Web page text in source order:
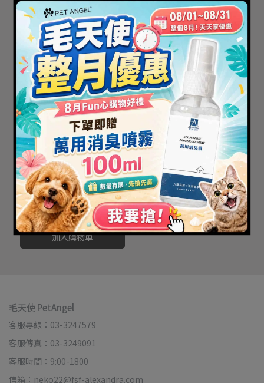
【毛天使】寵物驅蚊防蚤
除臭凝膠 100G-4入組合 ※
贈150ML寵物防蚤噴霧
NT$333NT$350
加入購物車
【毛天使】寵物驅蚊防蚤
除臭凝膠 100G｜草本非藥
用
NT$333NT$350
加入購物車
【毛天使】防蚤驅蟲黃金
組合 2件套組｜寵物防護噴
霧・防蚊凝膠
NT$558NT$619
加入購物車
毛天使 PetAngel
客服專線：03-3247579
客服傳真：03-3249091
客服時間：9:00-1800
信箱：neko22@fsf-alexandra.com